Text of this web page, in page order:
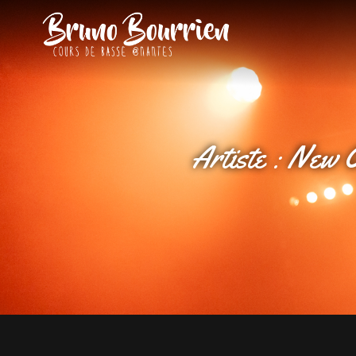
BRUNO
Cours De Basse À Nantes
Artiste :New